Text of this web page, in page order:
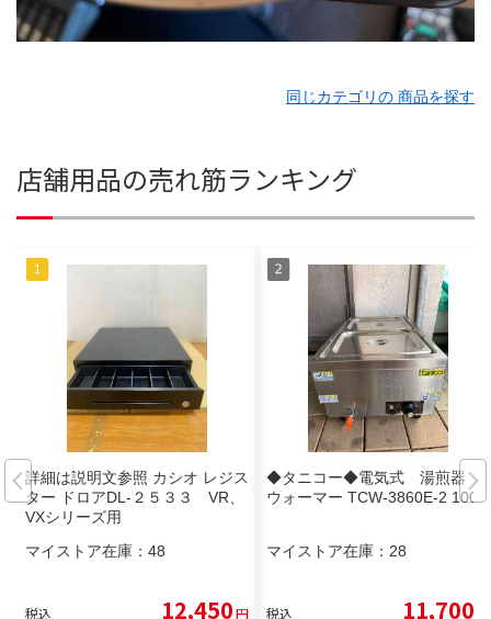
同じカテゴリの 商品を探す
店舗用品の売れ筋ランキング
詳細は説明文参照 カシオ レジス
ター ドロアDL-２５３３ VR、
VXシリーズ用
マイストア在庫： 48
税込 12,450円
◆タニコー◆電気式 湯煎器
ウォーマー TCW-3860E-2 100V
マイストア在庫： 28
税込 11,700